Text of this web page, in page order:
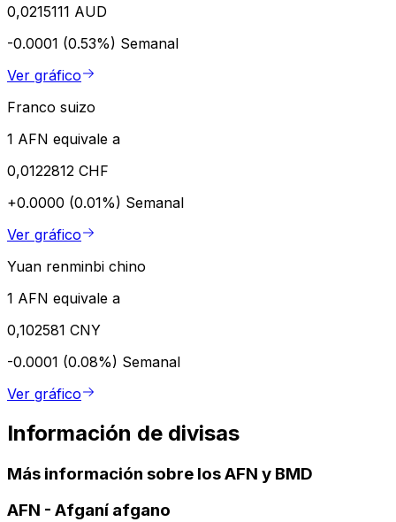
0,0215111 AUD
-0.0001 (0.53%) Semanal
Ver gráfico
Franco suizo
1 AFN equivale a
0,0122812 CHF
+0.0000 (0.01%) Semanal
Ver gráfico
Yuan renminbi chino
1 AFN equivale a
0,102581 CNY
-0.0001 (0.08%) Semanal
Ver gráfico
Información de divisas
Más información sobre los AFN y BMD
AFN - Afganí afgano